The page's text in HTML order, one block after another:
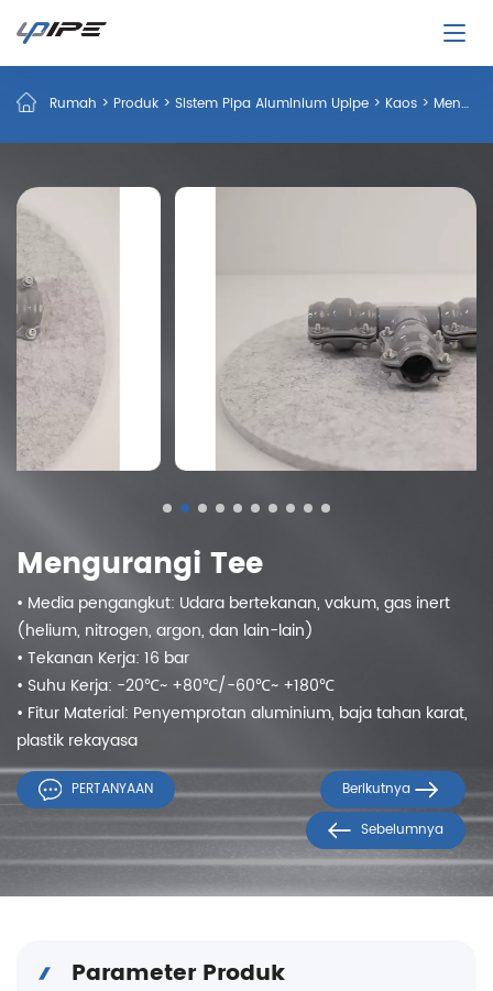
Rumah > Produk > Sistem Pipa Aluminium Upipe > Kaos > Mengurangi Tee
Mengurangi Tee
• Media pengangkut: Udara bertekanan, vakum, gas inert
(helium, nitrogen, argon, dan lain-lain)
• Tekanan Kerja: 16 bar
• Suhu Kerja: -20℃~ +80℃/-60℃~ +180℃
• Fitur Material: Penyemprotan aluminium, baja tahan karat,
plastik rekayasa
PERTANYAAN
Berikutnya
Sebelumnya
Parameter Produk